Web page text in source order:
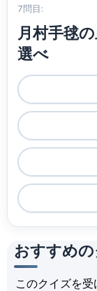
7問目:
月村手毬
選べ
おすすめ
このクイズを